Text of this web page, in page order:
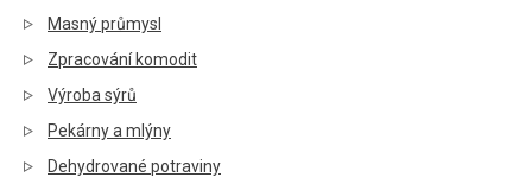
Masný průmysl
Zpracování komodit
Výroba sýrů
Pekárny a mlýny
Dehydrované potraviny